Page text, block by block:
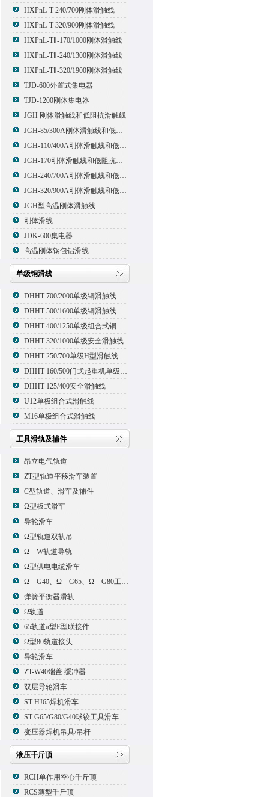
HXPnL-T-240/700刚体滑触线
HXPnL-T-320/900刚体滑触线
HXPnL-TⅡ-170/1000刚体滑触线
HXPnL-TⅡ-240/1300刚体滑触线
HXPnL-TⅡ-320/1900刚体滑触线
TJD-600外置式集电器
TJD-1200刚体集电器
JGH 刚体滑触线和低阻抗滑触线
JGH-85/300A刚体滑触线和低阻抗滑触线
JGH-110/400A刚体滑触线和低阻抗滑触线
JGH-170刚体滑触线和低阻抗滑触线
JGH-240/700A刚体滑触线和低阻抗滑触线
JGH-320/900A刚体滑触线和低阻抗滑触线
JGH型高温刚体滑触线
刚体滑线
JDK-600集电器
高温刚体钢包铝滑线
单级铜滑线
DHHT-700/2000单级铜滑触线
DHHT-500/1600单级铜滑触线
DHHT-400/1250单级组合式铜滑线,滑触线
DHHT-320/1000单级安全滑触线
DHHT-250/700单级H型滑触线
DHHT-160/500门式起重机单级组合式滑触线
DHHT-125/400安全滑触线
U12单极组合式滑触线
M16单极组合式滑触线
工具滑轨及辅件
昂立电气轨道
ZT型轨道平移滑车装置
C型轨道、滑车及辅件
Ω型板式滑车
导轮滑车
Ω型轨道双轨吊
Ω－W轨道导轨
Ω型供电电缆滑车
Ω－G40、Ω－G65、Ω－G80工具滑车
弹簧平衡器滑轨
Ω轨道
65轨道π型E型联接件
Ω型80轨道接头
导轮滑车
ZT-W40端盖 缓冲器
双层导轮滑车
ST-HJ65焊机滑车
ST-G65/G80/G40球铰工具滑车
变压器焊机吊具/吊杆
液压千斤顶
RCH单作用空心千斤顶
RCS薄型千斤顶